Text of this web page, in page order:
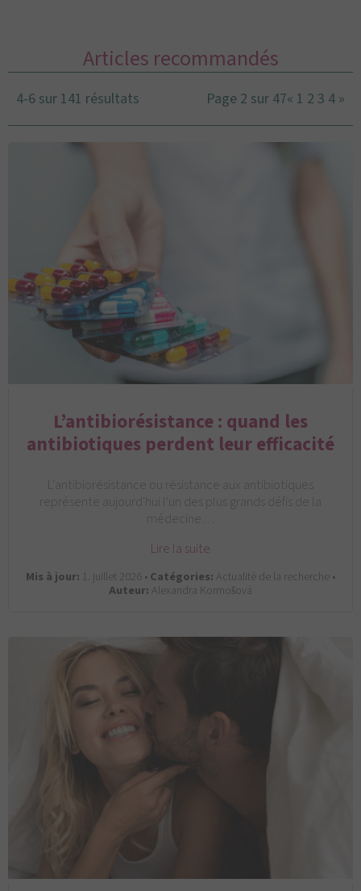
Articles recommandés
4-6 sur 141 résultats Page 2 sur 47« 1 2 3 4 »
L’antibiorésistance : quand les
antibiotiques perdent leur efficacité
L'antibiorésistance ou résistance aux antibiotiques
représente aujourd'hui l'un des plus grands défis de la
médecine…
Lire la suite
Mis à jour: 1. juillet 2026 •Catégories: Actualité de la recherche •
Auteur: Alexandra Kormošová